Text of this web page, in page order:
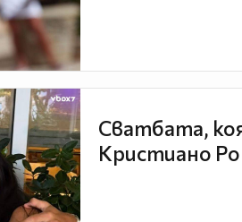
Сватбата,
Кристиано